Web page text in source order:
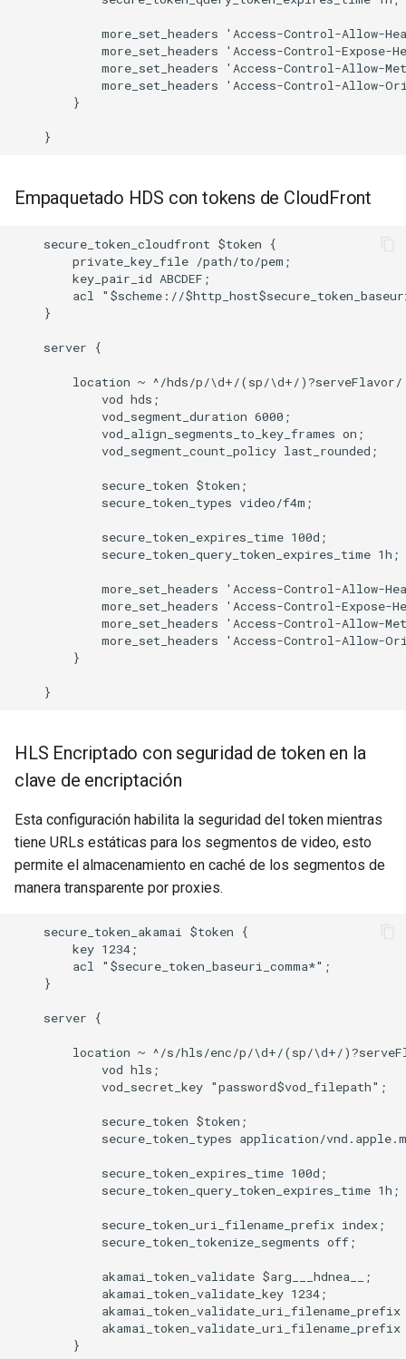
more_set_headers 'Access-Control-Allow-
more_set_headers 'Access-Control-Expose-
more_set_headers 'Access-Control-Allow-
more_set_headers 'Access-Control-Allow-
        }
Empaquetado HDS con tokens de CloudFront
    secure_token_cloudfront $token {
        private_key_file /path/to/pem;
        key_pair_id ABCDEF;
acl "$scheme://
    }
    server {
location ~ ^/hds/p/\d+/(sp/\d+/)?serveFlavor/
            vod hds;
            vod_segment_duration 6000;
            vod_align_segments_to_key_frames on;
            vod_segment_count_policy last_rounded;
            secure_token $token;
            secure_token_types video/f4m;
            secure_token_expires_time 100d;
            secure_token_query_token_expires_time 1h;
more_set_headers 'Access-Control-Allow-
more_set_headers 'Access-Control-Expose-
more_set_headers 'Access-Control-Allow-
more_set_headers 'Access-Control-Allow-
        }
HLS Encriptado con seguridad de token en la
clave de encriptación
Esta configuración habilita la seguridad del token mientras
tiene URLs estáticas para los segmentos de video, esto
permite el almacenamiento en caché de los segmentos de
manera transparente por proxies.
    secure_token_akamai $token {
        key 1234;
        acl "$secure_token_baseuri_comma*";
    }
    server {
location ~ ^/s/hls/enc/p/\d+/(sp/\d+/
            vod hls;
            vod_secret_key "password$vod_filepath";
            secure_token $token;
secure_token_types application/
            secure_token_expires_time 100d;
            secure_token_query_token_expires_time 1h;
            secure_token_uri_filename_prefix index;
            secure_token_tokenize_segments off;
            akamai_token_validate $arg___hdnea__;
            akamai_token_validate_key 1234;
akamai_token_validate_uri_filename_prefix
akamai_token_validate_uri_filename_prefix
        }